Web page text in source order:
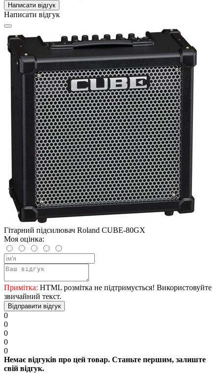
Написати відгук
Написати відгук
Гітарний підсилювач Roland CUBE-80GX
Моя оцінка:
Примітка: HTML розмітка не підтримується! Використовуйте
звичайний текст.
Відправити відгук
0
0
0
0
0
Немає відгуків про цей товар. Станьте першим, залиште
свій відгук.